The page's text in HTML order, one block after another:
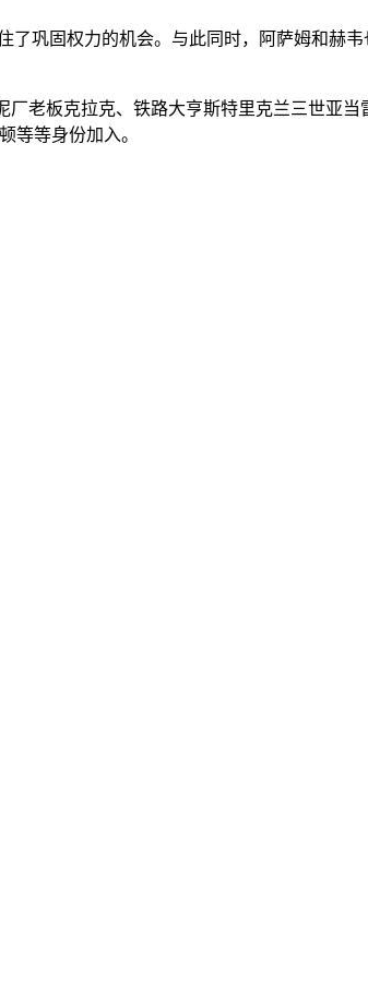
了巩固权力的机会。与此同时，阿萨姆和赫
老板克拉克、铁路大亨斯特里克兰三世亚当
等等身份加入。